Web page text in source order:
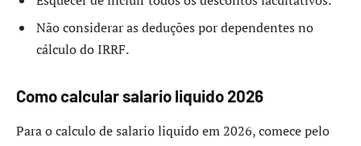
Não considerar as deduções por dependentes no
cálculo do IRRF.
Como calcular salario liquido 2026
Para o calculo de salario liquido em 2026, comece pelo